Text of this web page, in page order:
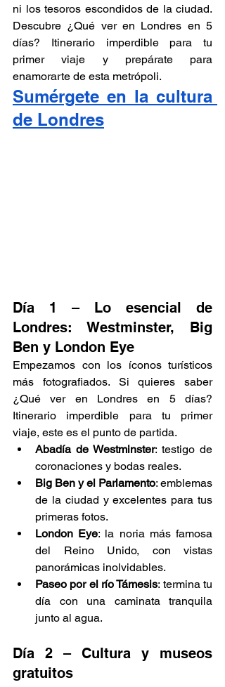
ni los tesoros escondidos de la ciudad.
Descubre ¿Qué ver en Londres en 5
días? Itinerario imperdible para tu
primer viaje y prepárate para
enamorarte de esta metrópoli.
Sumérgete en la cultura
de Londres
Día 1 – Lo esencial de
Londres: Westminster, Big
Ben y London Eye
Empezamos con los íconos turísticos
más fotografiados. Si quieres saber
¿Qué ver en Londres en 5 días?
Itinerario imperdible para tu primer
viaje, este es el punto de partida.
Abadía de Westminster: testigo de
coronaciones y bodas reales.
Big Ben y el Parlamento: emblemas
de la ciudad y excelentes para tus
primeras fotos.
London Eye: la noria más famosa
del Reino Unido, con vistas
panorámicas inolvidables.
Paseo por el río Támesis: termina tu
día con una caminata tranquila
junto al agua.
Día 2 – Cultura y museos
gratuitos